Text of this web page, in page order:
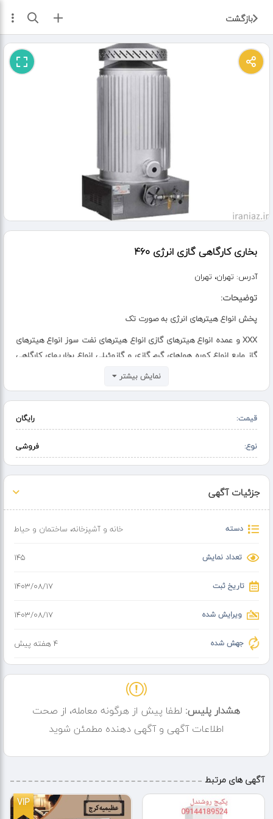
بازگشت ثبت آگهی
بخاری کارگاهی گازی انرژی ۴۶۰
آدرس: تهران، تهران
توضیحات:
پخش انواع هیترهای انرژی به صورت تک
XXX و عمده انواع هیترهای گازی انواع هیترهای نفت سوز انواع هیترهای
گاز مایع انواع کوره هواهای گرم گازی و گازوئیلی انواع بخاریهای کارگاهی
بخاری کارگاهی گازی انرژی مدل 460 : برای تأمین گرمایش اماکن صنعتی
ساختمانی تعمیرگاهها و مکانهایی که دارای تهویه هوای کافی باشند
بخاری کارگاهی انرژی قابلیت گرمایش محیط به
دارد.
فضای قابل گرمایش 500 تا 950 متر
مکعب (حداکثر 315 متر مربع
مجهز به شیر گازی SIT ایتالیا
کارکرد با سوخت گاز شهری
دارای 12 ماه گارانتی و 10 سال خدمات پس از
فروش
ارسال به تمام نقاط تهران در کمتر از 2 ساعت
نمایش بیشتر
قیمت: رایگان
نوع: فروشی
جزئیات آگهی
دسته خانه و آشپزخانه، ساختمان و حیاط
تعداد نمایش 145
تاریخ ثبت ۱۴۰۳/۰۸/۱۷
ویرایش شده ۱۴۰۳/۰۸/۱۷
جهش شده 4 هفته پیش
هشدار پلیس: لطفا پیش از هرگونه معامله، از صحت
اطلاعات آگهی و آگهی دهنده مطمئن شوید
آگهی های مرتبط
VIP